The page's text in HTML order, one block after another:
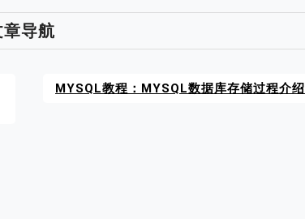
章导航
MYSQL教程：MYSQL数据库存储过程介绍